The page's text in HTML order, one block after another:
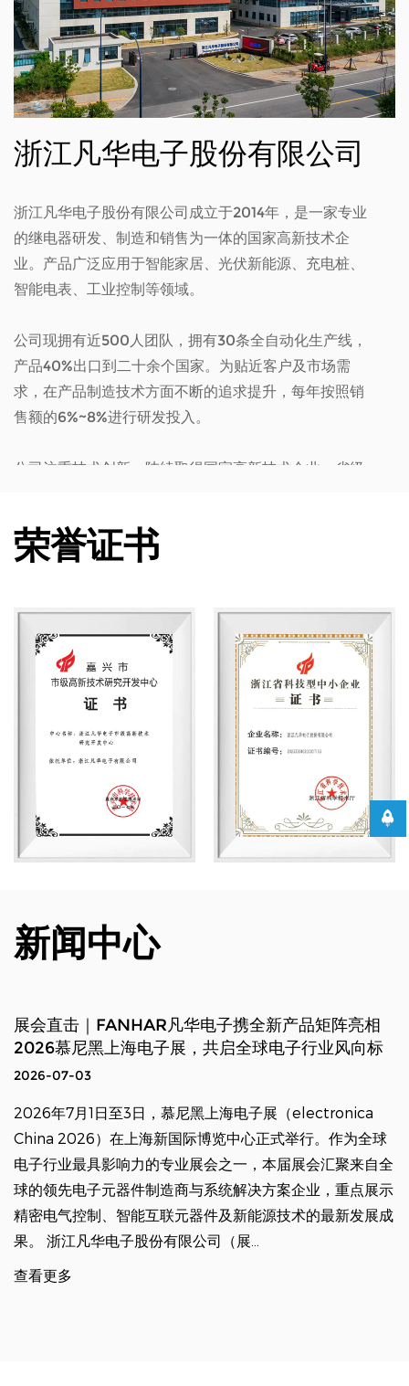
浙江凡华电子股份有限公司
浙江凡华电子股份有限公司成立于2014年，是一家专业
的继电器研发、制造和销售为一体的国家高新技术企
业。产品广泛应用于智能家居、光伏新能源、充电桩、
智能电表、工业控制等领域。
公司现拥有近500人团队，拥有30条全自动化生产线，
产品40%出口到二十余个国家。为贴近客户及市场需
求，在产品制造技术方面不断的追求提升，每年按照销
售额的6%~8%进行研发投入。
公司注重技术创新，陆续取得国家高新技术企业、省级
得UL、TUV、CQC等权威认证，完全符合欧盟
能，深耕新能源市场，致力于成为继电器领域的主导供
应商。
荣誉证书
新闻中心
展会直击｜FANHAR凡华电子携全新产品矩阵亮相
2026慕尼黑上海电子展，共启全球电子行业风向标
2026-07-03
2026年7月1日至3日，慕尼黑上海电子展（electronica
China 2026）在上海新国际博览中心正式举行。作为全球
电子行业最具影响力的专业展会之一，本届展会汇聚来自全
球的领先电子元器件制造商与系统解决方案企业，重点展示
精密电气控制、智能互联元器件及新能源技术的最新发展成
果。 浙江凡华电子股份有限公司（展...
查看更多